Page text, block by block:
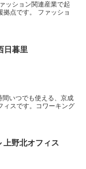
ッション関連産業で起
拠点です。 ファッショ
日暮里
いつでも使える、京成
ィスです。コワーキング
上野北オフィス